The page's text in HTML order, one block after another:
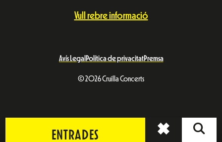
Vull rebre informació
Avís Legal Política de privacitatPremsa
© 2026 Cruïlla Concerts
ENTRADES